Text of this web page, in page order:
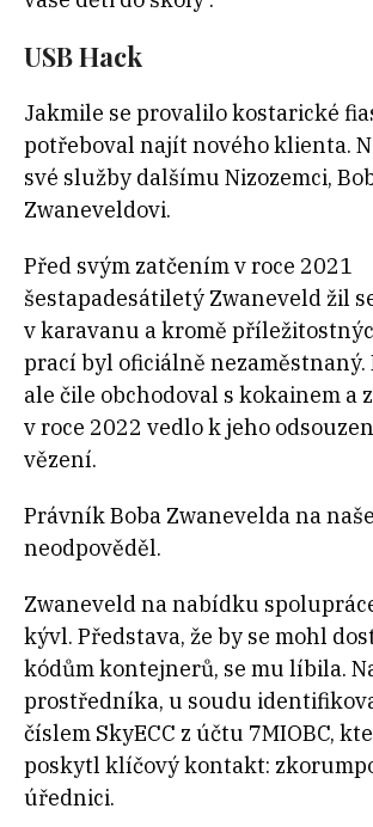
USB Hack
Jakmile se provalilo kostarické
potřeboval najít nového klienta.
své služby dalšímu Nizozemci,
Zwaneveldovi.
Před svým zatčením v roce 2021
šestapadesátiletý Zwaneveld žil
v karavanu a kromě
prací byl oficiálně nezaměstnaný.
ale čile obchodoval s kokainem a
v roce 2022 vedlo k jeho
vězení.
Právník Boba Zwanevelda na
neodpověděl.
Zwaneveld na nabídku
kývl. Představa, že by se mohl
kódům kontejnerů, se mu líbila.
prostředníka, u soudu
číslem SkyECC z účtu 7MIOBC,
poskytl klíčový kontakt:
úřednici.